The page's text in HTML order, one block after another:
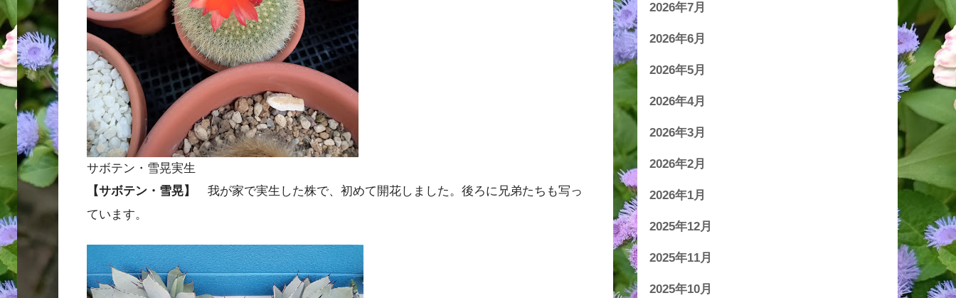
サボテン・雪晃実生
【サボテン・雪晃】
我が家で実生した株で、初めて開花しました。後ろに兄弟たちも写っ
ています。
2026年7月
2026年6月
2026年5月
2026年4月
2026年3月
2026年2月
2026年1月
2025年12月
2025年11月
2025年10月